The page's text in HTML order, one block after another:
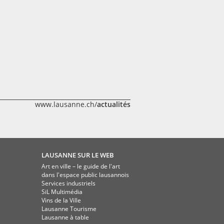
www.lausanne.ch/actualités
LAUSANNE SUR LE WEB
Art en ville – le guide de l'art
dans l'espace public lausannois
Services industriels
SiL Multimédia
Vins de la Ville
Lausanne Tourisme
Lausanne à table